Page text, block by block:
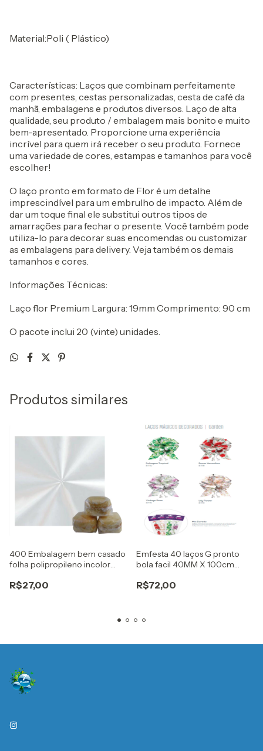
Material:Poli ( Plástico)
Características: Laços que combinam perfeitamente
com presentes, cestas personalizadas, cesta de café da
manhã, embalagens e produtos diversos. Laço de alta
qualidade, seu produto / embalagem mais bonito e muito
bem-apresentado. Proporcione uma experiência
incrível para quem irá receber o seu produto. Fornece
uma variedade de cores, estampas e tamanhos para você
escolher!
O laço pronto em formato de Flor é um detalhe
imprescindível para um embrulho de impacto. Além de
dar um toque final ele substitui outros tipos de
amarrações para fechar o presente. Você também pode
utiliza-lo para decorar suas encomendas ou customizar
as embalagens para delivery. Veja também os demais
tamanhos e cores.
Informações Técnicas:
Laço flor Premium Largura: 19mm Comprimento: 90 cm
O pacote inclui 20 (vinte) unidades.
Produtos similares
400 Embalagem bem casado
folha polipropileno incolor
R$27,00
Emfesta 40 laços G pronto
bola facil 40MM X 100cm
R$72,00